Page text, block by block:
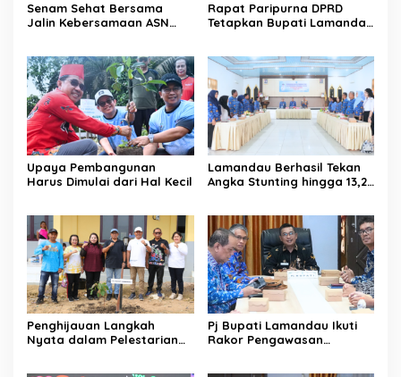
Senam Sehat Bersama
Jalin Kebersamaan ASN
Rapat Paripurna DPRD
Tetapkan Bupati Lamandau
Upaya Pembangunan
Harus Dimulai dari Hal Kecil
Lamandau Berhasil Tekan
Angka Stunting hingga 13,2
Penghijauan Langkah
Nyata dalam Pelestarian
Pj Bupati Lamandau Ikuti
Rakor Pengawasan